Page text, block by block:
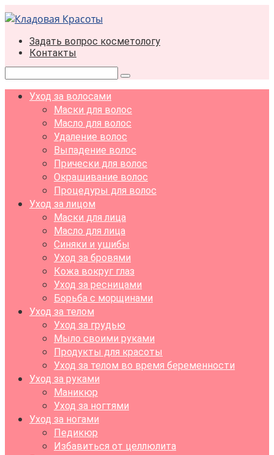
Перейти
к
контентуЗадать вопрос косметологу
Контакты
Поиск:
Уход за волосами
Маски для волос
Масло для волос
Удаление волос
Выпадение волос
Прически для волос
Окрашивание волос
Процедуры для волос
Уход за лицом
Маски для лица
Масло для лица
Синяки и ушибы
Уход за бровями
Кожа вокруг глаз
Уход за ресницами
Борьба с морщинами
Уход за телом
Уход за грудью
Мыло своими руками
Продукты для красоты
Уход за телом во время беременности
Уход за руками
Маникюр
Уход за ногтями
Уход за ногами
Педикюр
Избавиться от целлюлита